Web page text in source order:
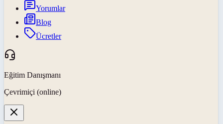
Yorumlar
Blog
Ücretler
Eğitim Danışmanı
Çevrimiçi (online)